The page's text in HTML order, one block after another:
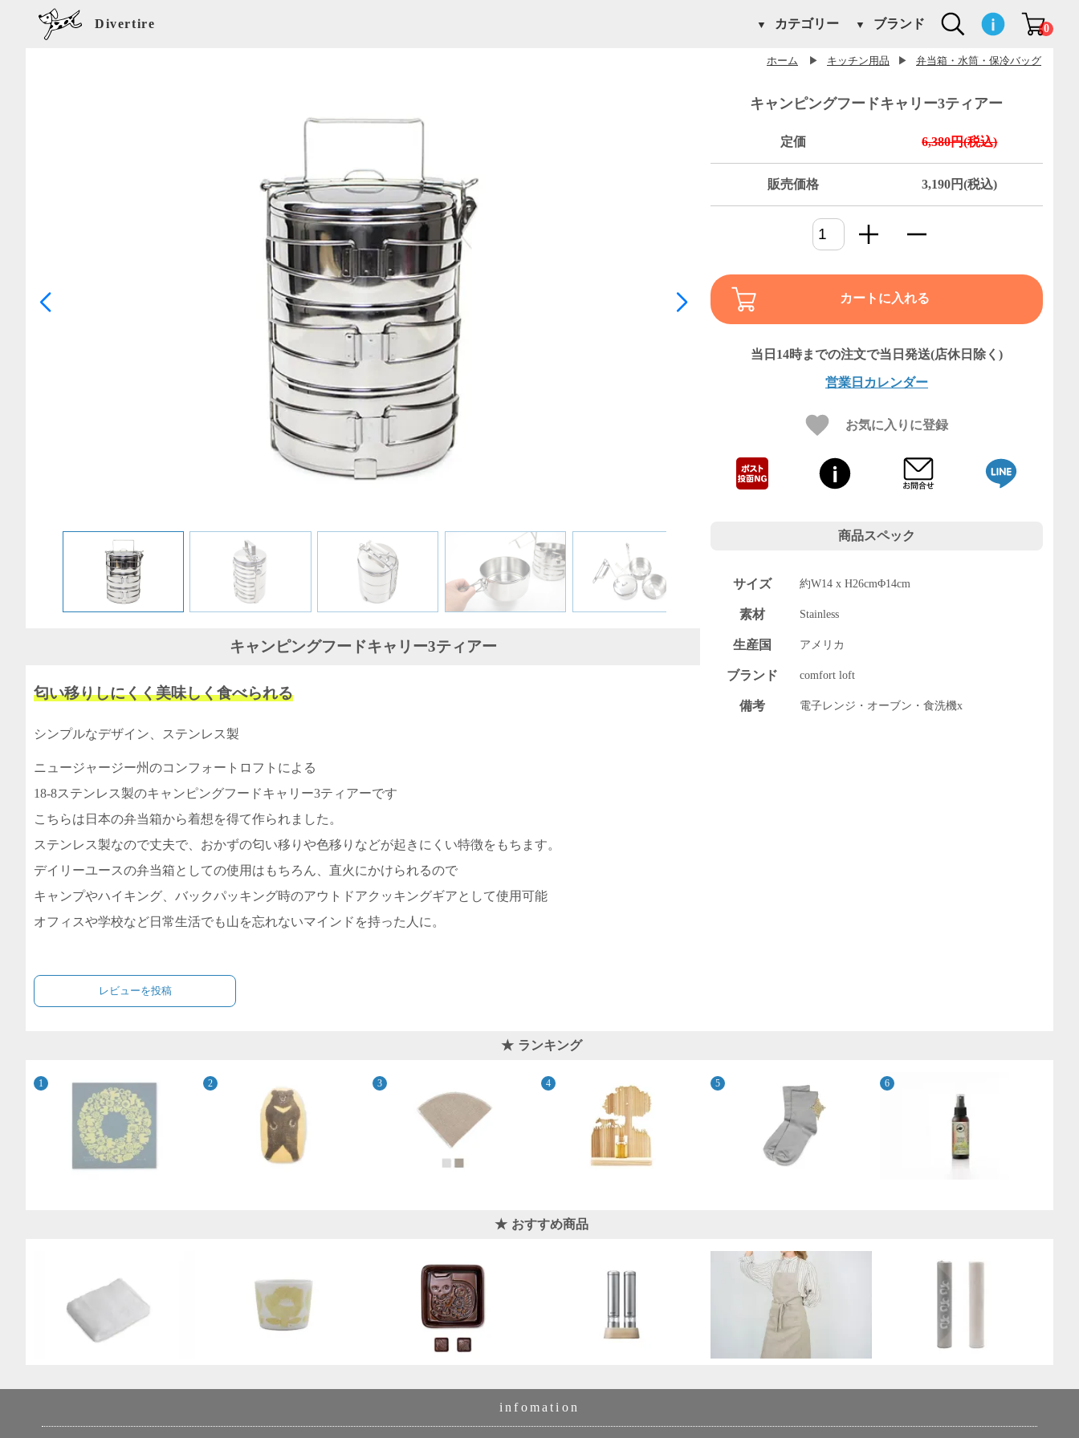
Divertire カテゴリー ブランド 0
ホーム ▶ キッチン用品 ▶ 弁当箱・水筒・保冷バッグ
キャンピングフードキャリー3ティアー
定価 6,380円(税込)
販売価格 3,190円(税込)
カートに入れる
営業日カレンダー
お気に入りに登録
キャンピングフードキャリー3ティアー
匂い移りしにくく美味しく食べられる
シンプルなデザイン、ステンレス製
ニュージャージー州のコンフォートロフトによる
18-8ステンレス製のキャンピングフードキャリー3ティアーです
こちらは日本の弁当箱から着想を得て作られました。
ステンレス製なので丈夫で、おかずの匂い移りや色移りなどが起きにくい特徴をもちます。
デイリーユースの弁当箱としての使用はもちろん、直火にかけられるので
キャンプやハイキング、バックパッキング時のアウトドアクッキングギアとして使用可能
オフィスや学校など日常生活でも山を忘れないマインドを持った人に。
商品スペック
サイズ 約W14 x H26cmΦ14cm
素材 Stainless
生産国 アメリカ
ブランド comfort loft
備考 電子レンジ・オーブン・食洗機x
レビューを投稿
ランキング
おすすめ商品
infomation